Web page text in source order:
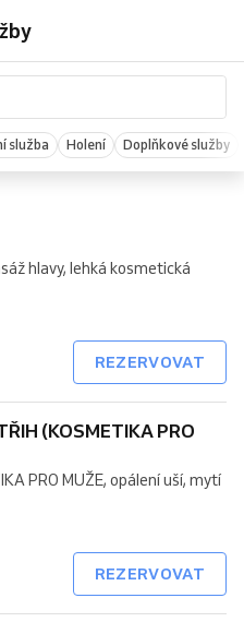
služba Holení Doplňkové služby
hlavy, lehká kosmetická
REZERVOVAT
(KOSMETIKA PRO
PRO MUŽE, opálení uší, mytí
REZERVOVAT